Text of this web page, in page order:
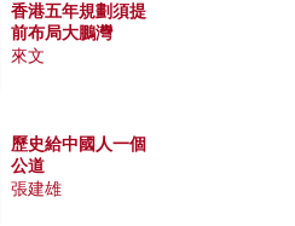
香港五年規劃須提
前布局大鵬灣
來文
歷史給中國人一個
公道
張建雄